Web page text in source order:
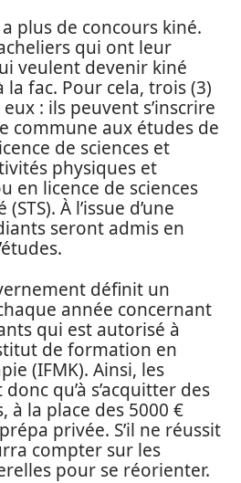
a plus de concours kiné.
qui ont leur
veulent devenir kiné
la fac. Pour cela, trois (3)
: ils peuvent s’inscrire
commune aux études de
de sciences et
physiques et
en licence de sciences
À l’issue d’une
seront admis en
définit un
année concernant
qui est autorisé à
de formation en
(IFMK). Ainsi, les
qu’à s’acquitter des
à la place des 5000 €
privée. S’il ne réussit
compter sur les
pour se réorienter.